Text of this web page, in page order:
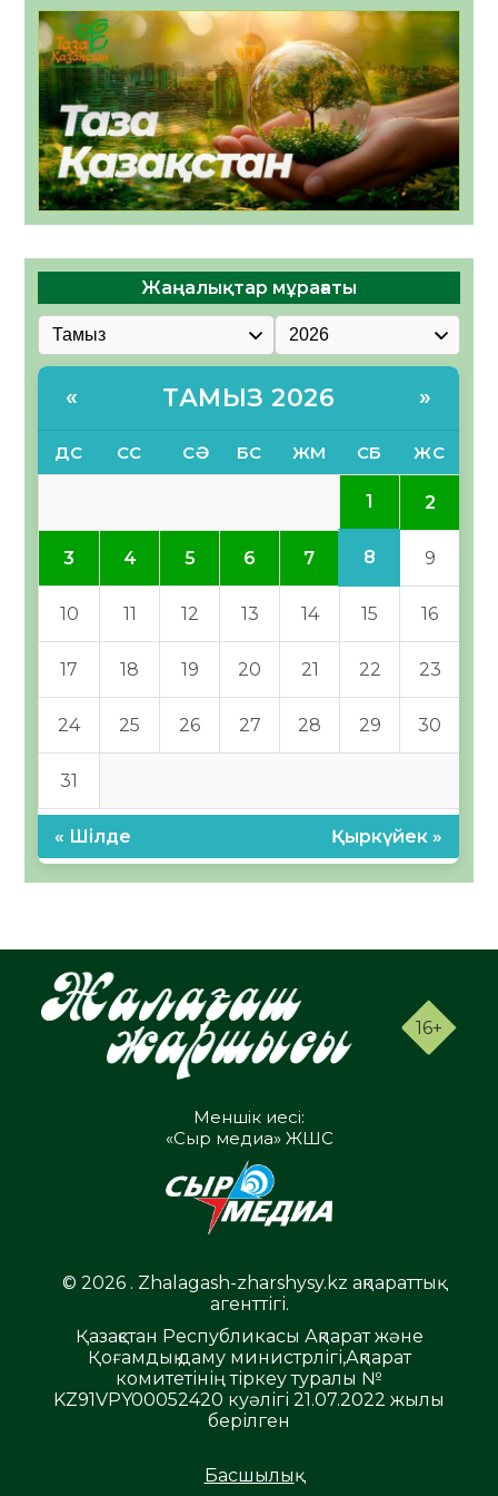
Жаңалықтар мұрағаты
« ТАМЫЗ 2026 »
ДС СС СӘ БС ЖМ СБ ЖС
1 2
3 4 5 6 7 8 9
10 11 12 13 14 15 16
17 18 19 20 21 22 23
24 25 26 27 28 29 30
31
« Шілде Қыркүйек »
16+
Меншік иесі:
«Сыр медиа» ЖШС
© 2026 . Zhalagash-zharshysy.kz ақпараттық
агенттігі.
Қазақстан Республикасы Ақпарат және
Қоғамдық даму министрлігі,Ақпарат
комитетінің тіркеу туралы №
KZ91VPY00052420 куәлігі 21.07.2022 жылы
берілген
Басшылық